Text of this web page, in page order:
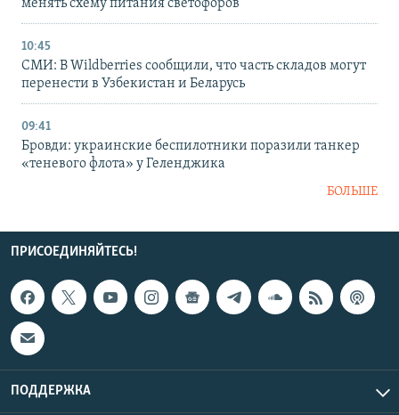
менять схему питания светофоров
10:45
СМИ: В Wildberries сообщили, что часть складов могут
перенести в Узбекистан и Беларусь
09:41
Бровди: украинские беспилотники поразили танкер
«теневого флота» у Геленджика
БОЛЬШЕ
ПРИСОЕДИНЯЙТЕСЬ!
ПОДДЕРЖКА